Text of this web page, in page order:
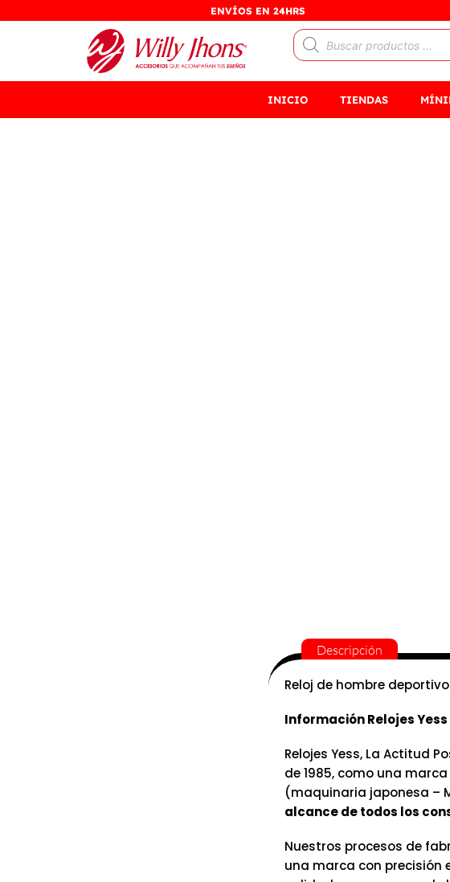
ENVÍOS EN 24HRS
Búsqueda
de
INICIO TIENDAS
Descripción
Reloj de hombre
Información Relojes
Relojes Yess, La Actitud
de 1985, como una
(maquinaria japonesa –
alcance de todos los
Nuestros procesos de
una marca con precisión